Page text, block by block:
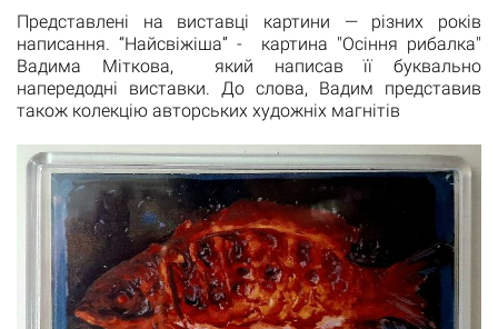
Представлені на виставці картини — різних років
написання. “Найсвіжіша” - картина "Осіння рибалка"
Вадима Міткова, який написав її буквально
напередодні виставки. До слова, Вадим представив
також колекцію авторських художніх магнітів